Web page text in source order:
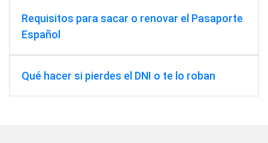
Requisitos para sacar o renovar el Pasaporte
Español
Qué hacer si pierdes el DNI o te lo roban